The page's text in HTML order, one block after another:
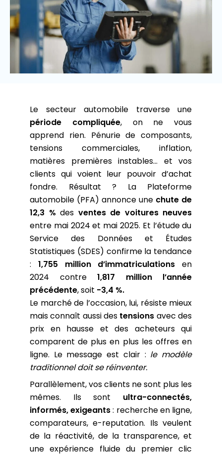
Le secteur automobile traverse une
période compliquée, on ne vous
apprend rien. Pénurie de composants,
tensions commerciales, inflation,
matières premières instables… et vos
clients qui voient leur pouvoir d’achat
fondre. Résultat ? La Plateforme
automobile (PFA) annonce une chute de
12,3 % des ventes de voitures neuves
entre mai 2024 et mai 2025. Et l’étude du
Service des Données et Études
Statistiques (SDES) confirme la tendance
: 1,755 million d’immatriculationsen
2024 contre1,817 million l’année
précédente, soit -3,4 %.
Le marché de l’occasion, lui, résiste mieux
mais connaît aussi des tensions avec des
prix en hausse et des acheteurs qui
comparent de plus en plus les offres en
ligne. Le message est clair : le modèle
traditionnel doit se réinventer.
Parallèlement, vos clients ne sont plus les
mêmes. Ils sont ultra-connectés,
informés, exigeants: recherche en ligne,
comparateurs, e-reputation. Ils veulent
de la réactivité, de la transparence, et
une expérience fluide du premier clic